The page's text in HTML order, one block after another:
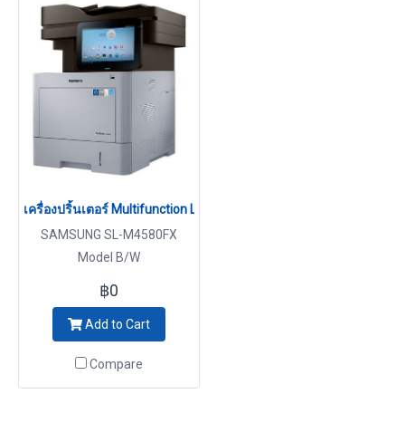
เครื่องปริ้นเตอร์ Multifunction Laser ขาว-ดำ Samsung SL-M4580FX
SAMSUNG SL-M4580FX
Model B/W
฿0
Add to Cart
Compare